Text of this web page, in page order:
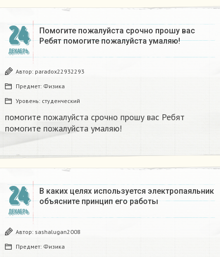
24
ДЕКАБРЬ
Помогите пожалуйста срочно прошу вас
Ребят помогите пожалуйста умаляю! ​
Автор: paradox22932293
Предмет: Физика
Уровень: студенческий
помогите пожалуйста срочно прошу вас Ребят
помогите пожалуйста умаляю! ​
24
ДЕКАБРЬ
В каких целях используется электропаяльник
объясните принцип его работы​
Автор: sashalugan2008
Предмет: Физика